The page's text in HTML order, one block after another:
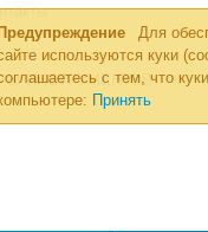
Предупреждение
Для
используются куки
с тем, что
Принять
ИНСТРУМЕНТОВ »